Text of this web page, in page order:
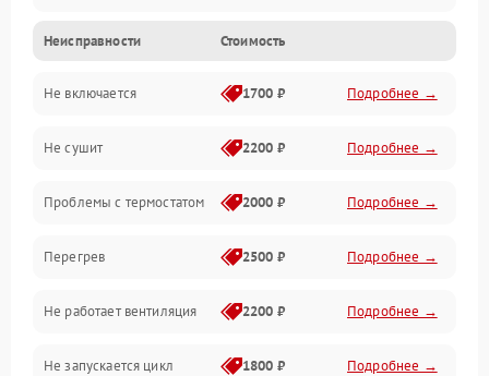
Нагрев
Механические повреждения
Оптика
Программное обеспечение
Датчики
Безопасность
Неисправности Стоимость
Не включается 1700 ₽ Подробнее →
Не сушит 2200 ₽ Подробнее →
Проблемы с термостатом 2000 ₽ Подробнее →
Перегрев 2500 ₽ Подробнее →
Не работает вентиляция 2200 ₽ Подробнее →
Не запускается цикл 1800 ₽ Подробнее →